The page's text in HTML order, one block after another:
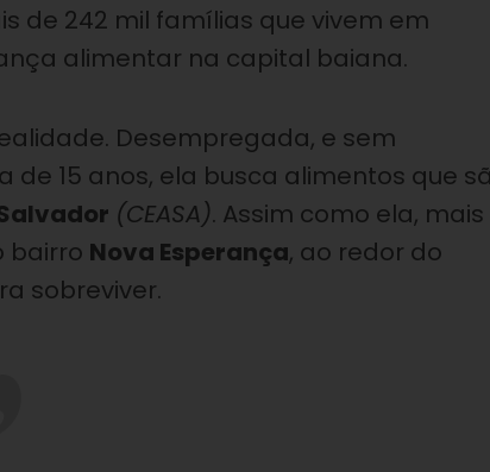
de 242 mil famílias que vivem em
alimentar na capital baiana.
Desempregada, e sem
15 anos, ela busca alimentos que
(CEASA). Assim como ela, mais
bairro Nova Esperança, ao redor do
sobreviver.